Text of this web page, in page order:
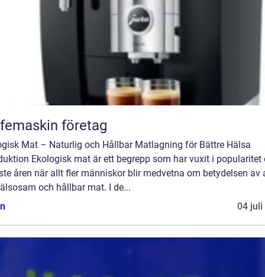
företag
Mat – Naturlig och Hållbar Matlagning för Bättre Hälsa
Ekologisk mat är ett begrepp som har vuxit i popularitet
åren när allt fler människor blir medvetna om betydelsen av
och hållbar mat. I de...
04 juli